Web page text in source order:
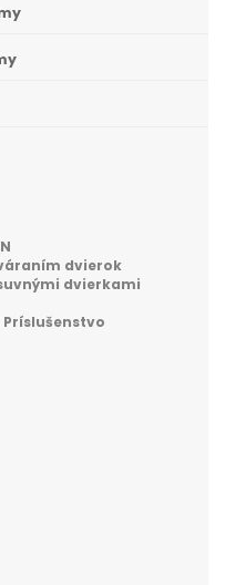
dvierok
dvierkami
Príslušenstvo